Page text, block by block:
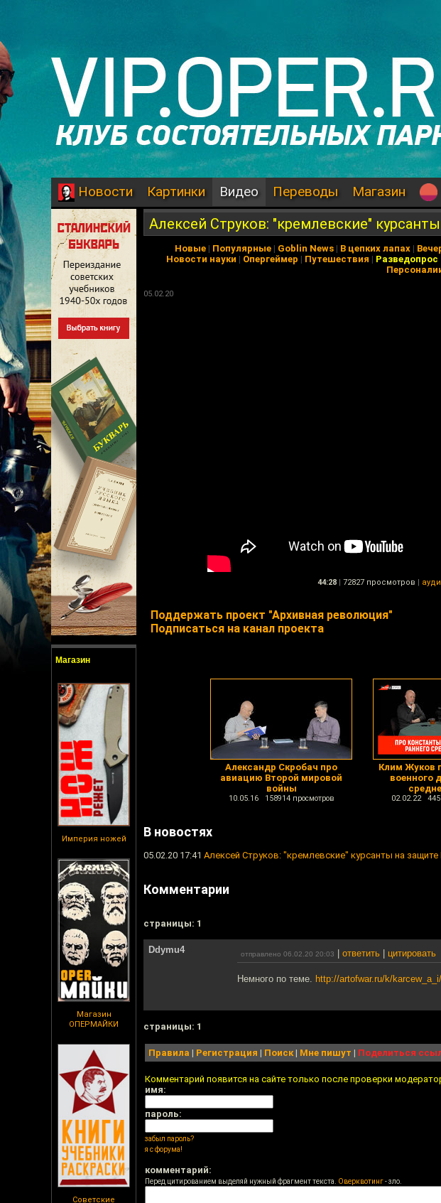
Новости Картинки Видео Переводы Магазин
Магазин
Империя ножей
Магазин
ОПЕРМАЙКИ
Советские
Алексей Струков: "кремлевские"
Новые | Популярные | Goblin News | В цепких лапах |
Новости науки | Опергеймер | Путешествия | Разведопрос
05.02.20
44:28 | 72827 просмотров |
Поддержать проект "Архивная революция"
Подписаться на канал проекта
Александр Скробач про
авиацию Второй мировой
войны
10.05.16 158914 просмотров
Клим Жуков
военного
02.02.22
В новостях
05.02.20 17:41 Алексей Струков: "кремлевские" курсанты на
Комментарии
cтраницы: 1
Ddymu4 отправлено 06.02.20 20:03 ответить цитировать
Немного по теме. http://artofwar.ru/k/
cтраницы: 1
Правила | Регистрация | Поиск| Мне пишут | Поделиться
Комментарий появится на сайте только после проверки
имя:
пароль:
забыл пароль?
я с форума!
комментарий:
Перед цитированием выделяй нужный фрагмент текста. Оверквотинг- зло.